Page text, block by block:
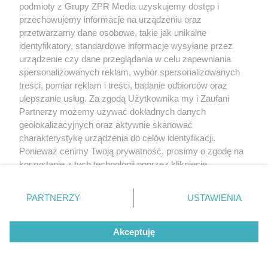
(w tym także elektroniczny lub mechaniczny) na jakimkolwiek polu
eksploatacji w jakiejkolwiek formie, włącznie z umieszczaniem w
Internecie bez pisemnej zgody właściciela praw. Jakiekolwiek użycie
lub wykorzystanie utworów w całości lub w części z naruszeniem
prawa, tzn. bez właściwej zgody, jest zabronione pod groźbą kary i
może być ścigane prawnie.
O nas
Informacje prawne
Nasze serwisy
podmioty z Grupy ZPR Media uzyskujemy dostęp i
przechowujemy informacje na urządzeniu oraz
przetwarzamy dane osobowe, takie jak unikalne
identyfikatory, standardowe informacje wysyłane przez
urządzenie czy dane przeglądania w celu zapewniania
spersonalizowanych reklam, wybór spersonalizowanych
treści, pomiar reklam i treści, badanie odbiorców oraz
ulepszanie usług. Za zgodą Użytkownika my i Zaufani
Partnerzy możemy używać dokładnych danych
geolokalizacyjnych oraz aktywnie skanować
charakterystykę urządzenia do celów identyfikacji.
Ponieważ cenimy Twoją prywatność, prosimy o zgodę na
korzystanie z tych technologii poprzez kliknięcie
zmienić/wycofać klikając przycisk ustawień prywatności
znajdujący się w lewym dolnym rogu strony
rodzaje przetwarzania danych nie wymagają zgody
użytkownika, ale masz prawo sprzeciwić się takiemu
przetwarzaniu. Preferencje będą miały zastosowanie tylko
PARTNERZY USTAWIENIA
Akceptuję